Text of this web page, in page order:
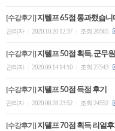
[수강후기] 지텔프 65점 통과했습니
관리자 2020.10.20 12:37 조회 20565
[수강후기] 지텔프 50점 획득, 군무
관리자 2020.09.14 14:10 조회 27543
[수강후기] 지텔프 50점 득점 후기
관리자 2020.08.28 23:52 조회 24552
[수강후기] 지텔프 70점 획득 리얼